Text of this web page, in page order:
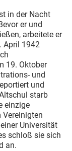
in der Nacht
er und
arbeitete er
April 1942
19. Oktober
und
und
starb
einzige
Vereinigten
Universität
schloß sie sich
an.